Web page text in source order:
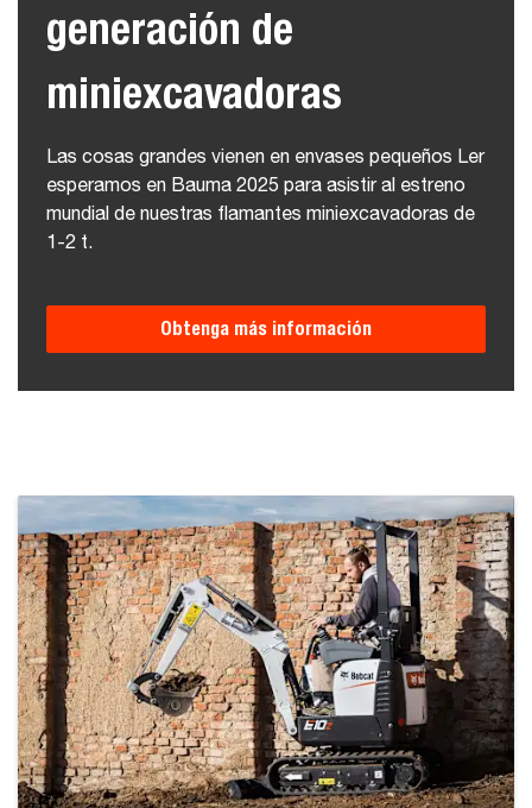
generación de
miniexcavadoras
Las cosas grandes vienen en envases pequeños Ler
esperamos en Bauma 2025 para asistir al estreno
mundial de nuestras flamantes miniexcavadoras de
1-2 t.
Obtenga más información